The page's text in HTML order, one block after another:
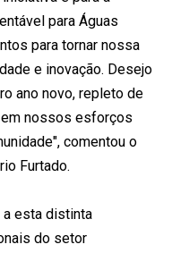
para Águas
para tornar nossa
e inovação. Desejo
ano novo, repleto de
nossos esforços
comentou o
Furtado.
a esta distinta
do setor